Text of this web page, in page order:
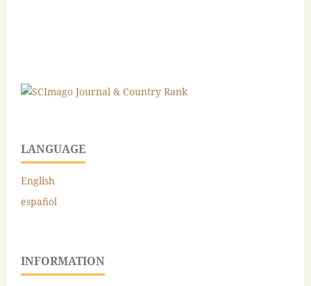
LANGUAGE
English
español
INFORMATION